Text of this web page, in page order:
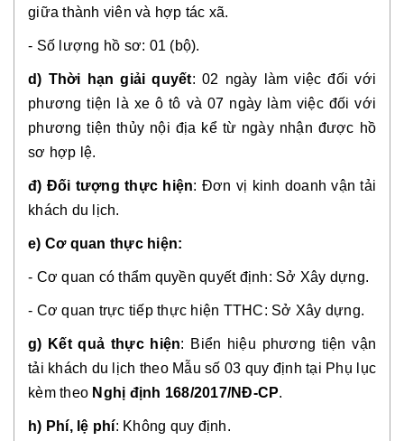
giữa thành viên và hợp tác xã.
- Số lượng hồ sơ: 01 (bộ).
d) Thời hạn giải quyết: 02 ngày làm việc đối với
phương tiện là xe ô tô và 07 ngày làm việc đối với
phương tiện thủy nội địa kể từ ngày nhận được hồ
sơ hợp lệ.
đ) Đối tượng thực hiện: Đơn vị kinh doanh vận tải
khách du lịch.
e) Cơ quan thực hiện:
- Cơ quan có thẩm quyền quyết định: Sở Xây dựng.
- Cơ quan trực tiếp thực hiện TTHC: Sở Xây dựng.
g) Kết quả thực hiện: Biển hiệu phương tiện vận
tải khách du lịch theo Mẫu số 03 quy định tại Phụ lục
kèm theo Nghị định 168/2017/NĐ-CP.
h) Phí, lệ phí: Không quy định.